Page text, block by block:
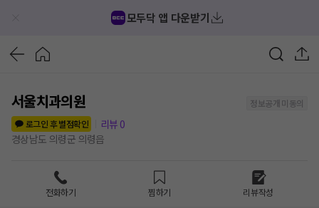
모두닥 앱 다운받기
서울치과의원
정보공개 미동의
로그인 후 별점확인
리뷰 0
경상남도 의령군 의령읍
전화하기 찜하기 리뷰작성